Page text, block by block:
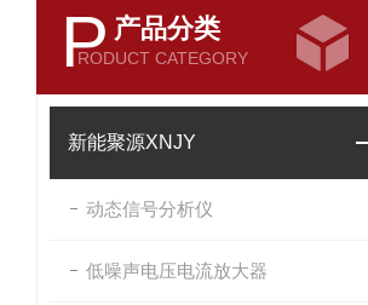
P 产品分类
RODUCT CATEGORY
新能聚源XNJY
动态信号分析仪
低噪声电压电流放大器